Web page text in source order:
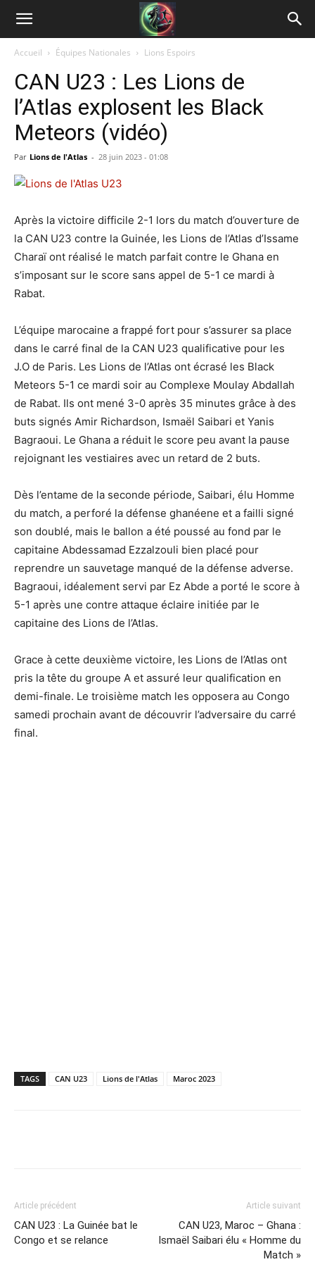
Accueil Équipes Nationales Lions Espoirs
CAN U23 : Les Lions de
l’Atlas explosent les Black
Meteors (vidéo)
Par Lions de l'Atlas - 28 juin 2023 - 01:08
Après la victoire difficile 2-1 lors du match d’ouverture de
la CAN U23 contre la Guinée, les Lions de l’Atlas d’Issame
Charaï ont réalisé le match parfait contre le Ghana en
s’imposant sur le score sans appel de 5-1 ce mardi à
Rabat.
L’équipe marocaine a frappé fort pour s’assurer sa place
dans le carré final de la CAN U23 qualificative pour les
J.O de Paris. Les Lions de l’Atlas ont écrasé les Black
Meteors 5-1 ce mardi soir au Complexe Moulay Abdallah
de Rabat. Ils ont mené 3-0 après 35 minutes grâce à des
buts signés Amir Richardson, Ismaël Saibari et Yanis
Bagraoui. Le Ghana a réduit le score peu avant la pause
rejoignant les vestiaires avec un retard de 2 buts.
Dès l’entame de la seconde période, Saibari, élu Homme
du match, a perforé la défense ghanéene et a failli signé
son doublé, mais le ballon a été poussé au fond par le
capitaine Abdessamad Ezzalzouli bien placé pour
reprendre un sauvetage manqué de la défense adverse.
Bagraoui, idéalement servi par Ez Abde a porté le score à
5-1 après une contre attaque éclaire initiée par le
capitaine des Lions de l’Atlas.
Grace à cette deuxième victoire, les Lions de l’Atlas ont
pris la tête du groupe A et assuré leur qualification en
demi-finale. Le troisième match les opposera au Congo
samedi prochain avant de découvrir l’adversaire du carré
final.
TAGS CAN U23 Lions de l'Atlas Maroc 2023
Article précédent
CAN U23 : La Guinée bat le
Congo et se relance
Article suivant
CAN U23, Maroc – Ghana :
Ismaël Saibari élu « Homme du
Match »